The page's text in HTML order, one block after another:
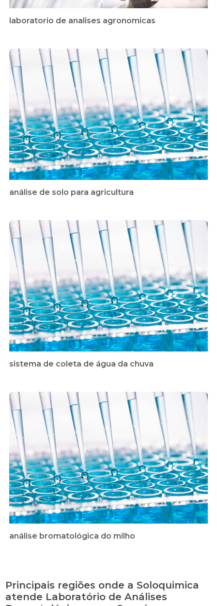
laboratorio de analises agronomicas
análise de solo para agricultura
sistema de coleta de água da chuva
análise bromatológica do milho
Principais regiões onde a Soloquimica
atende Laboratório de Análises